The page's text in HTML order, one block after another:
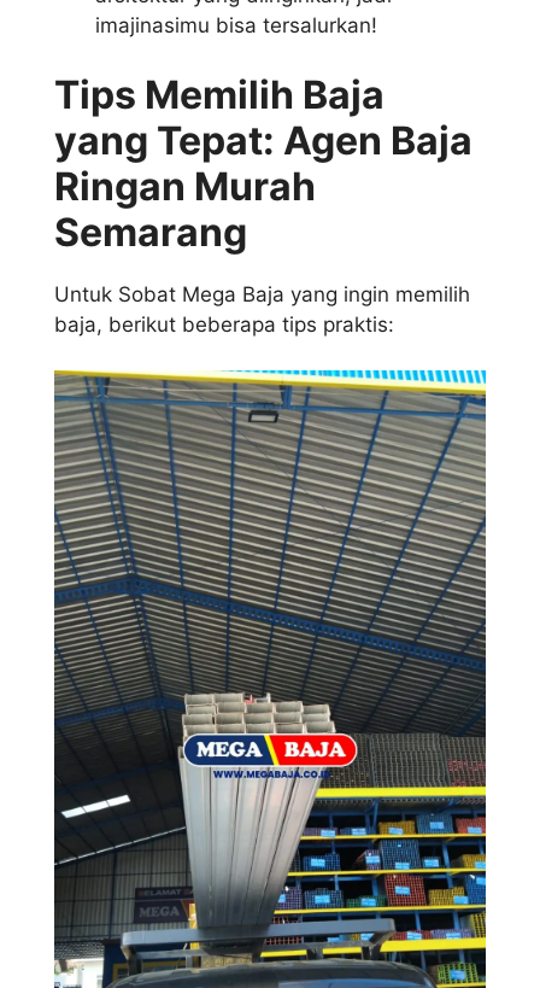
imajinasimu bisa tersalurkan!
Tips Memilih Baja
yang Tepat: Agen Baja
Ringan Murah
Semarang
Untuk Sobat Mega Baja yang ingin memilih
baja, berikut beberapa tips praktis: